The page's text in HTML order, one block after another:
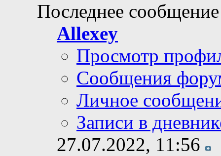
Последнее
Allexey
Просмотр
Сообщения
Личное
Записи в
27.07.2022, 11:56